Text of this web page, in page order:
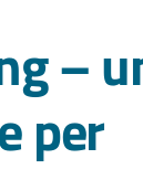
–
per